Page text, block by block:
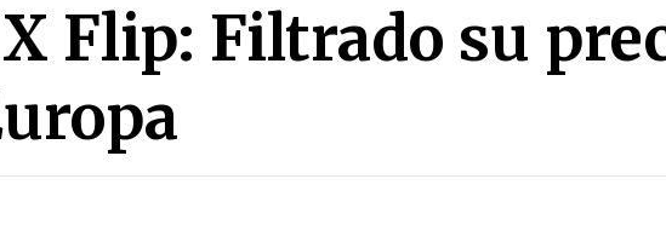
Flip: Filtrado su